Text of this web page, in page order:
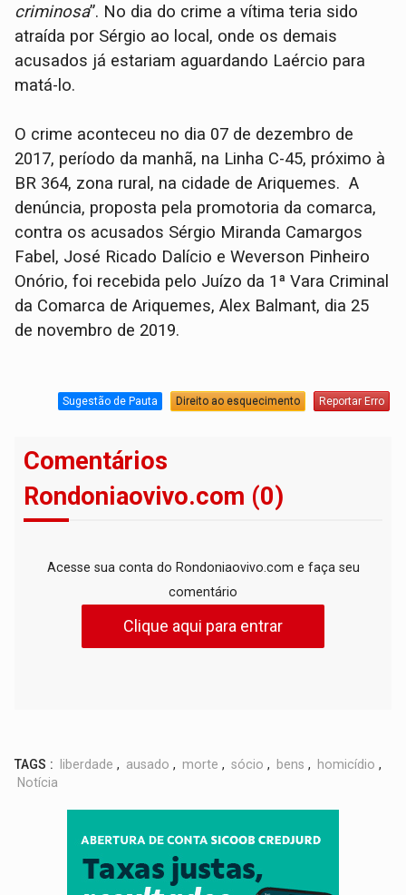
criminosa”. No dia do crime a vítima teria sido
atraída por Sérgio ao local, onde os demais
acusados já estariam aguardando Laércio para
matá-lo.
O crime aconteceu no dia 07 de dezembro de
2017, período da manhã, na Linha C-45, próximo à
BR 364, zona rural, na cidade de Ariquemes. A
denúncia, proposta pela promotoria da comarca,
contra os acusados Sérgio Miranda Camargos
Fabel, José Ricado Dalício e Weverson Pinheiro
Onório, foi recebida pelo Juízo da 1ª Vara Criminal
da Comarca de Ariquemes, Alex Balmant, dia 25
de novembro de 2019.
Sugestão de Pauta Direito ao esquecimento Reportar Erro
Comentários
Rondoniaovivo.com (0)
Acesse sua conta do Rondoniaovivo.com e faça seu
comentário
Clique aqui para entrar
TAGS : liberdade , ausado , morte , sócio , bens , homicídio ,
Notícia